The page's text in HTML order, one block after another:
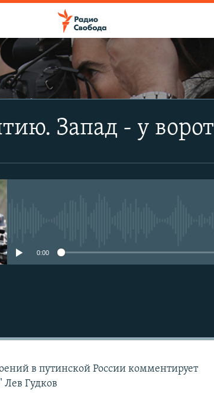
CastBox
Запад - у ворот
0:00
в путинской России комментирует
Лев Гудков